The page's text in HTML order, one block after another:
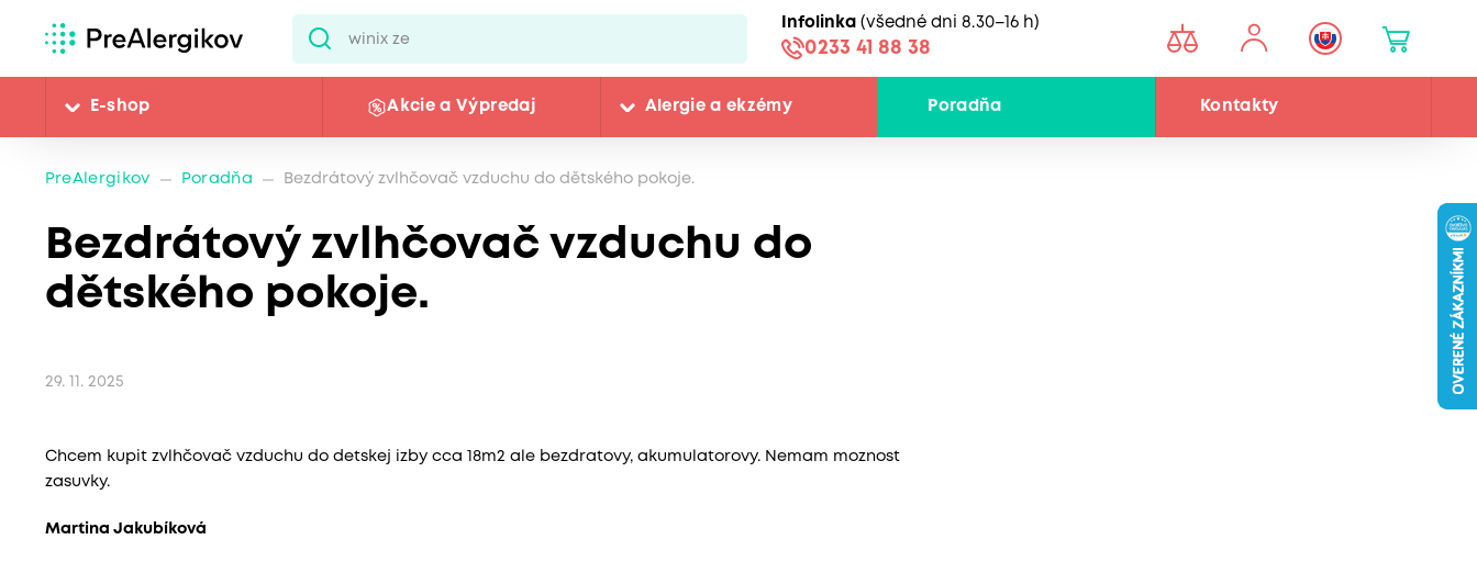
Infolinka (všedné dni 8.30–16 h)
0233 41 88 38
E-shop Akcie a Výpredaj Alergie a ekzémy Poradňa Kontakty
PreAlergikov Poradňa Bezdrátový zvlhčovač vzduchu do dětského pokoje.
Bezdrátový zvlhčovač vzduchu do
dětského pokoje.
29. 11. 2025
Chcem kupit zvlhčovač vzduchu do detskej izby cca 18m2 ale bezdratovy, akumulatorovy. Nemam moznost
zasuvky.
Martina Jakubíková